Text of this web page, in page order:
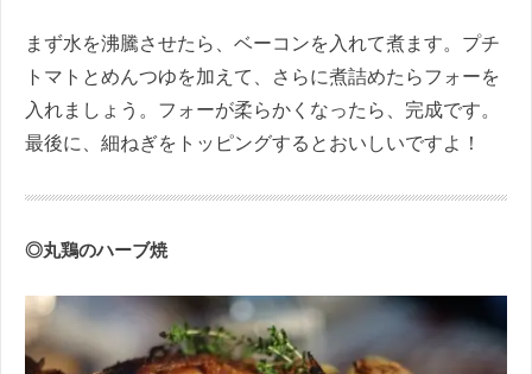
まず水を沸騰させたら、ベーコンを入れて煮ます。プチ
トマトとめんつゆを加えて、さらに煮詰めたらフォーを
入れましょう。フォーが柔らかくなったら、完成です。
最後に、細ねぎをトッピングするとおいしいですよ！
◎丸鶏のハーブ焼